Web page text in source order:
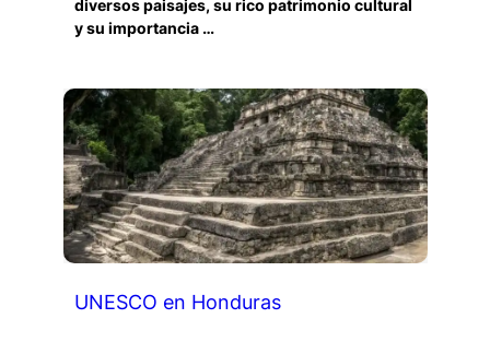
diversos paisajes, su rico patrimonio cultural
y su importancia …
UNESCO en Honduras